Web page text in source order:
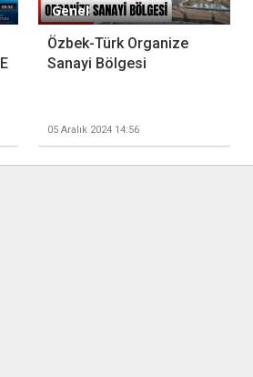
Genel
Özbek-Türk Organize
Sanayi Bölgesi
05 Aralık 2024 14:56